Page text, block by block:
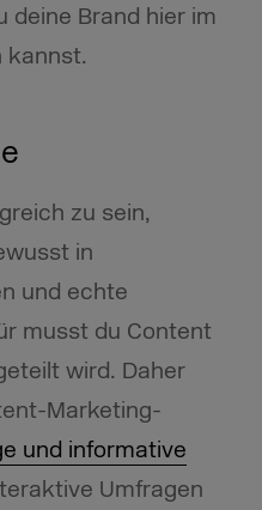
deine Brand hier im
kannst.
zu sein,
in
und echte
musst du Content
wird. Daher
Marketing-
und informative
Umfragen